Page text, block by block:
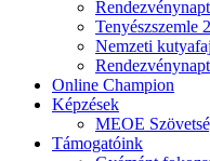
Tenyészszemle
Nemzeti
Online Champion
Képzések
MEOE
Támogatóink